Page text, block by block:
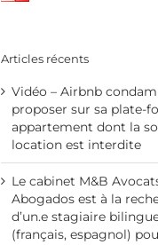
Articles récents
Vidéo – Airbnb
proposer sur sa plate-
appartement dont la
location est interdite
Le cabinet M&B
Abogados est à la
d’un.e stagiaire
(français, espagnol)